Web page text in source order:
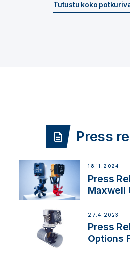
Tutustu koko
Press
18.11.2024
Press
Maxwell
Thruster
Program
27.4.2023
Press
Options